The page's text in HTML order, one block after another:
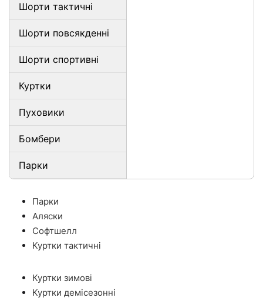
Шорти тактичні
Шорти повсякденні
Шорти спортивні
Куртки
Пуховики
Бомбери
Парки
Парки
Аляски
Софтшелл
Куртки тактичні
Куртки зимові
Куртки демісезонні